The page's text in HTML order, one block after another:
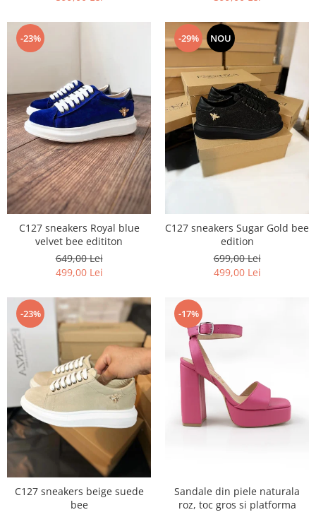
-23%
C127 sneakers Royal blue
velvet bee edititon
649,00 Lei
499,00 Lei
-29% NOU
C127 sneakers Sugar Gold bee
edition
699,00 Lei
499,00 Lei
-23%
C127 sneakers beige suede
bee
-17%
Sandale din piele naturala
roz, toc gros si platforma